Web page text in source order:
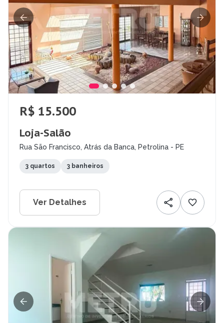
R$ 15.500
Loja-Salão
Rua São Francisco, Atrás da Banca, Petrolina - PE
3 quartos 3 banheiros
Ver Detalhes